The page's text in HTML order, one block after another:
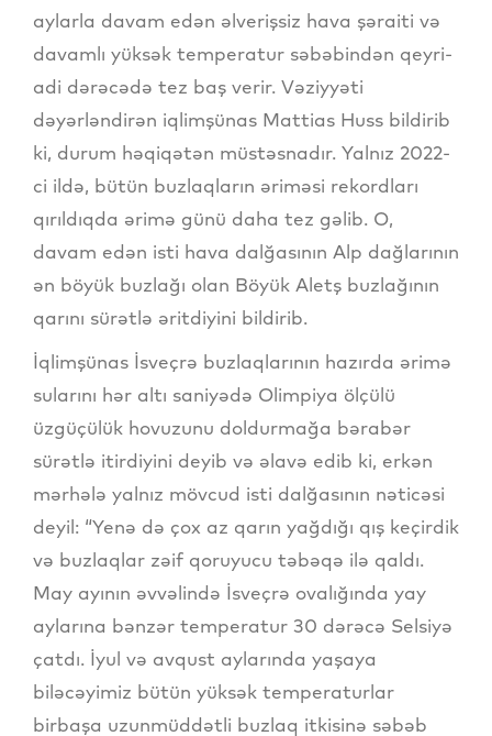
aylarla davam edən əlverişsiz hava şəraiti və
davamlı yüksək temperatur səbəbindən qeyri-
adi dərəcədə tez baş verir. Vəziyyəti
dəyərləndirən iqlimşünas Mattias Huss bildirib
ki, durum həqiqətən müstəsnadır. Yalnız 2022-
ci ildə, bütün buzlaqların əriməsi rekordları
qırıldıqda ərimə günü daha tez gəlib. O,
davam edən isti hava dalğasının Alp dağlarının
ən böyük buzlağı olan Böyük Aletş buzlağının
qarını sürətlə əritdiyini bildirib.
İqlimşünas İsveçrə buzlaqlarının hazırda ərimə
sularını hər altı saniyədə Olimpiya ölçülü
üzgüçülük hovuzunu doldurmağa bərabər
sürətlə itirdiyini deyib və əlavə edib ki, erkən
mərhələ yalnız mövcud isti dalğasının nəticəsi
deyil: “Yenə də çox az qarın yağdığı qış keçirdik
və buzlaqlar zəif qoruyucu təbəqə ilə qaldı.
May ayının əvvəlində İsveçrə ovalığında yay
aylarına bənzər temperatur 30 dərəcə Selsiyə
çatdı. İyul və avqust aylarında yaşaya
biləcəyimiz bütün yüksək temperaturlar
birbaşa uzunmüddətli buzlaq itkisinə səbəb